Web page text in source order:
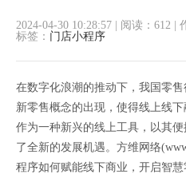
2024-04-30 10:28:57 阅读：612
标签： 门店小程序
在数字化浪潮的推动下，我国零售
新零售概念的出现，使得线上线
作为一种新兴的线上工具，以其
了全新的发展机遇。方维网络
程序如何赋能线下商业，开启智慧